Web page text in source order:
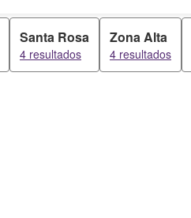
Santa Rosa
4 resultados
Zona Alta
4 resultados